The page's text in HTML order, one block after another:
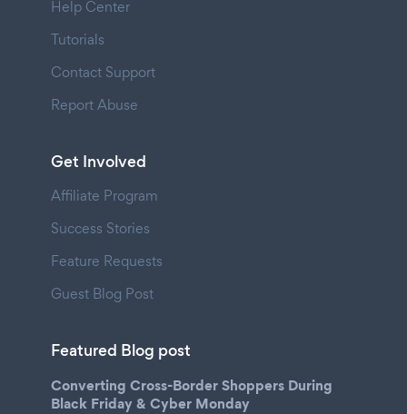
Help Center
Tutorials
Contact Support
Report Abuse
Get Involved
Affiliate Program
Success Stories
Feature Requests
Guest Blog Post
Featured Blog post
Converting Cross-Border Shoppers During
Black Friday & Cyber Monday